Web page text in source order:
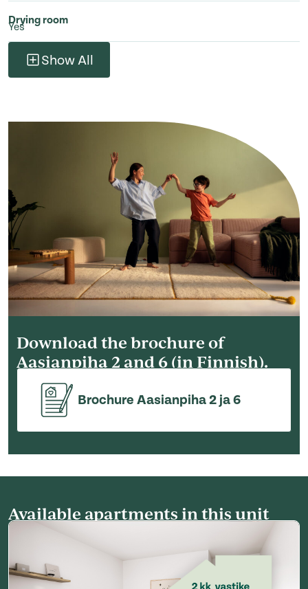
Drying room
Yes
Show All
Download the brochure of
Aasianpiha 2 and 6 (in Finnish).
Brochure Aasianpiha 2 ja 6
Available apartments in this unit